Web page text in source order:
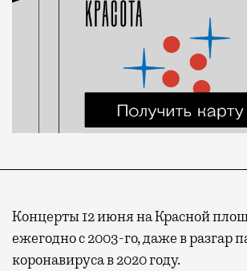
Концерты 12 июня на Красной
ежегодно с 2003-го, даже в разгар
коронавируса в 2020 году.